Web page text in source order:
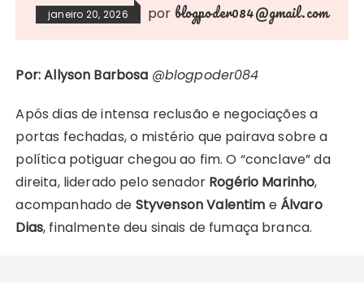
janeiro 20, 2026 por blogpoder084@gmail.com
Por: Allyson Barbosa @blogpoder084
Após dias de intensa reclusão e negociações a
portas fechadas, o mistério que pairava sobre a
política potiguar chegou ao fim. O “conclave” da
direita, liderado pelo senador Rogério Marinho,
acompanhado de Styvenson Valentim e Álvaro
Dias, finalmente deu sinais de fumaça branca.